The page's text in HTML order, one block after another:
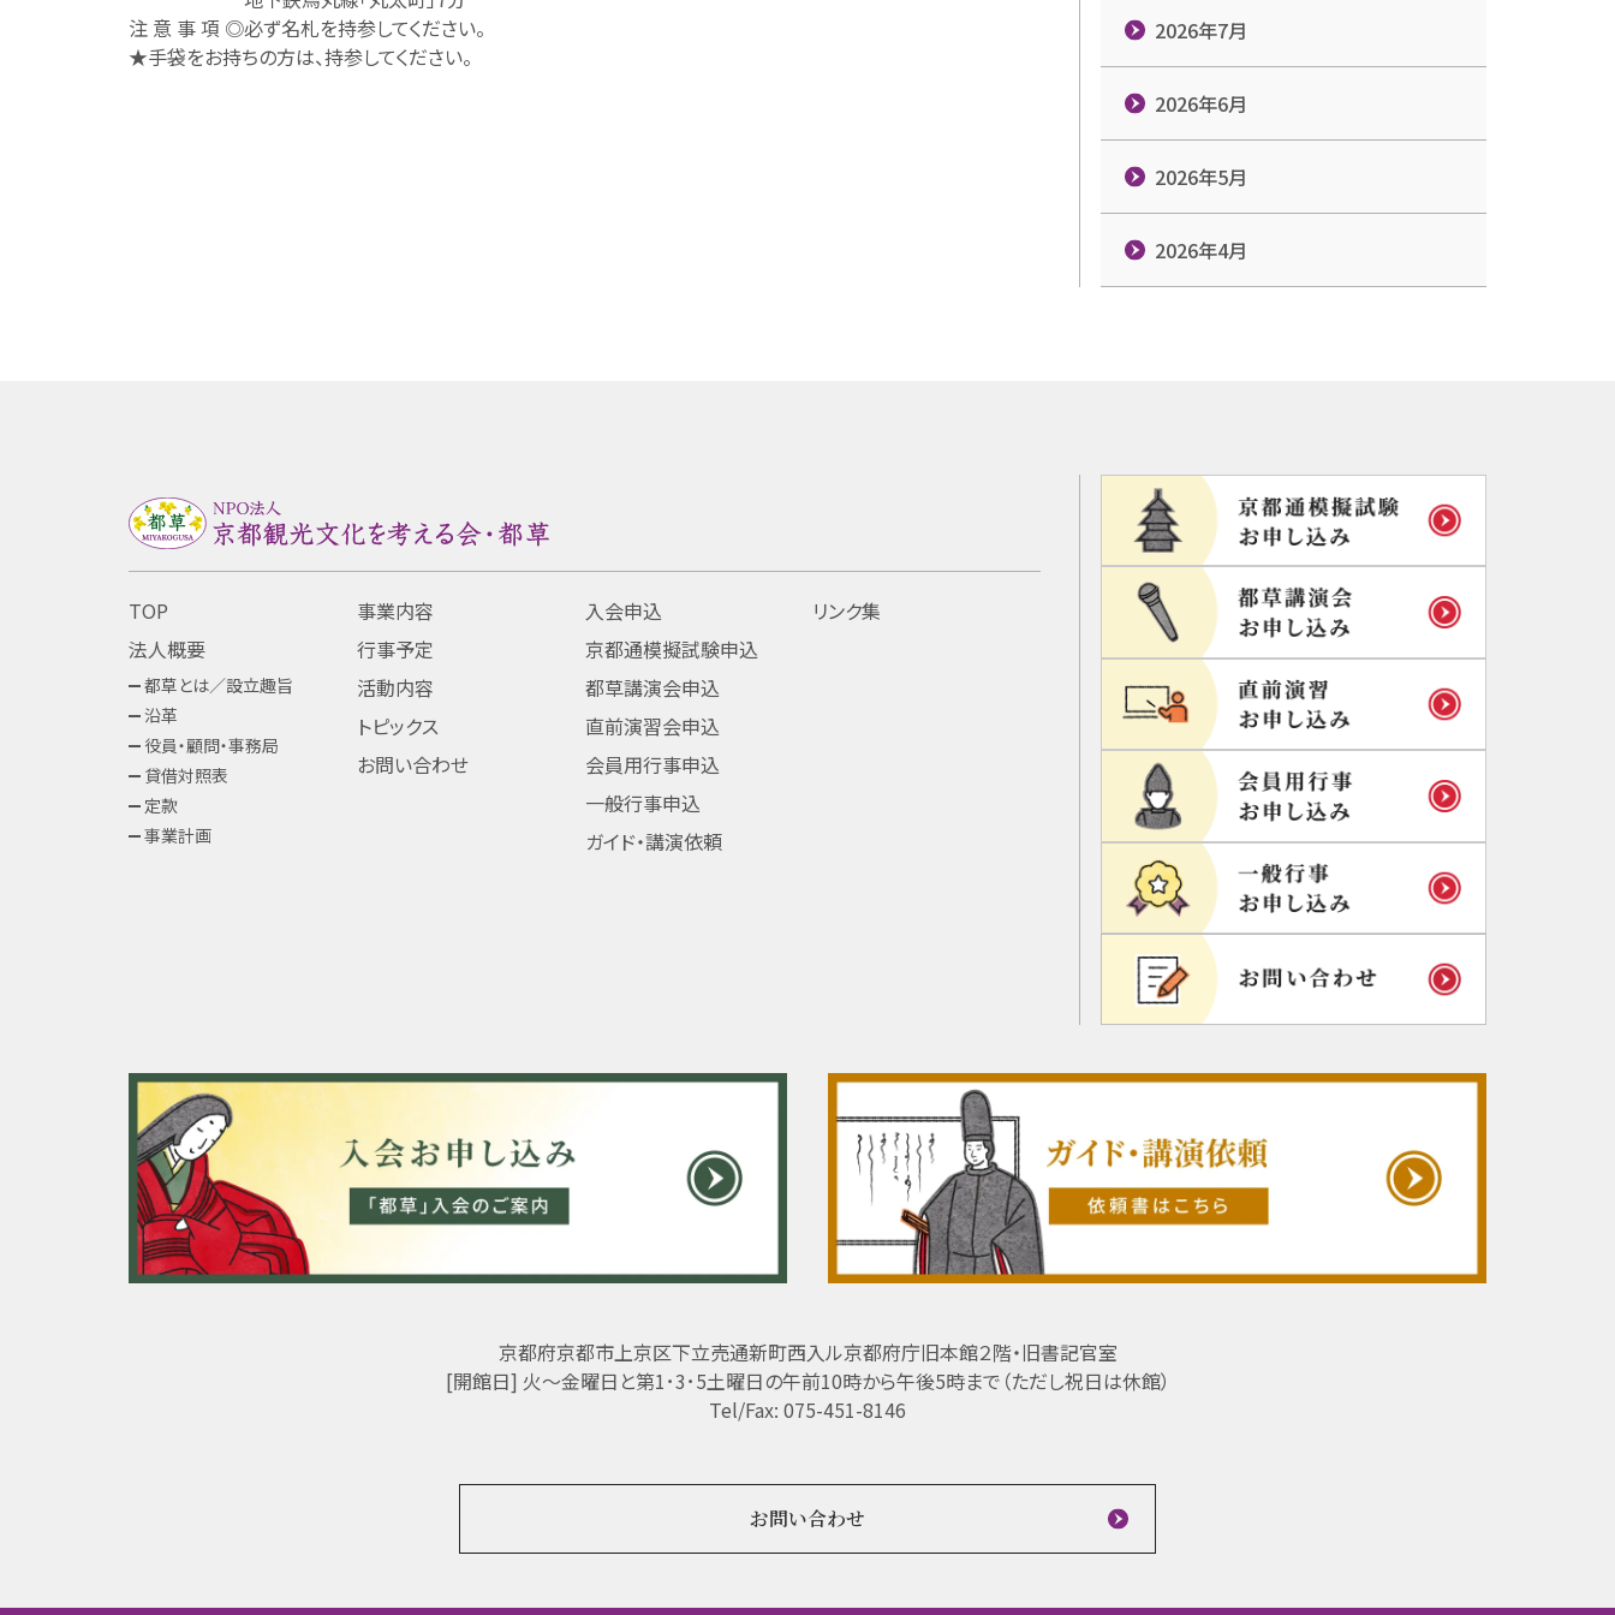
2026年7月
2026年6月
2026年5月
2026年4月
注 意 事 項 ◎必ず名札を持参してください。
★手袋をお持ちの方は、持参してください。
TOP
法人概要
都草とは／設立趣旨
沿革
役員・顧問・事務局
貸借対照表
定款
事業計画
事業内容
行事予定
活動内容
トピックス
お問い合わせ
入会申込
京都通模擬試験申込
都草講演会申込
直前演習会申込
会員用行事申込
一般行事申込
ガイド・講演依頼
リンク集
京都府京都市上京区下立売通新町西入ル京都府庁旧本館２階・旧書記官室
[開館日] 火～金曜日と第1･3･5土曜日の午前10時から午後5時まで（ただし祝日は休館）
Tel/Fax: 075-451-8146
お問い合わせ